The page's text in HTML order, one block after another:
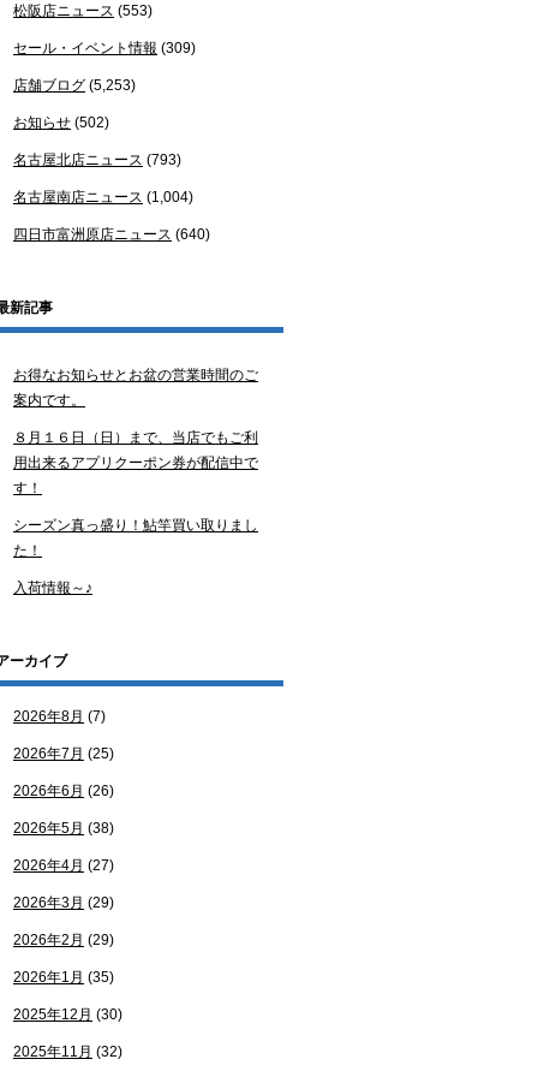
松阪店ニュース (553)
セール・イベント情報 (309)
店舗ブログ (5,253)
お知らせ (502)
名古屋北店ニュース (793)
名古屋南店ニュース (1,004)
四日市富洲原店ニュース (640)
新記事
お得なお知らせとお盆の営業時間のご
案内です。
８月１６日（日）まで、当店でもご利
用出来るアプリクーポン券が配信中で
す！
シーズン真っ盛り！鮎竿買い取りまし
た！
入荷情報～♪
ーカイブ
2026年8月 (7)
2026年7月 (25)
2026年6月 (26)
2026年5月 (38)
2026年4月 (27)
2026年3月 (29)
2026年2月 (29)
2026年1月 (35)
2025年12月 (30)
2025年11月 (32)